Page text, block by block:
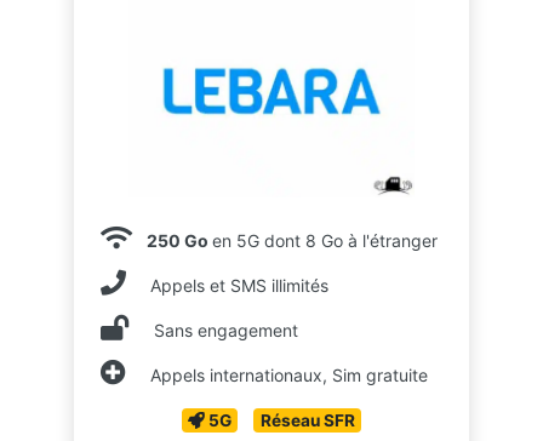
250 Go en 5G dont 8 Go à l'étranger
Appels et SMS illimités
Sans engagement
Appels internationaux, Sim gratuite
5G Réseau SFR